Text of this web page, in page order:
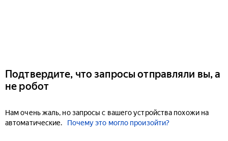
Подтвердите, что запросы отправляли вы, а
не робот
Нам очень жаль, но запросы с вашего устройства похожи на
автоматические.
Почему это могло произойти?